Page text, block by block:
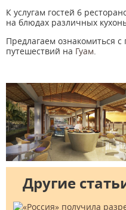
К услугам гостей 6
на блюдах различных
Предлагаем ознакомиться
путешествий на Гуам
Другие